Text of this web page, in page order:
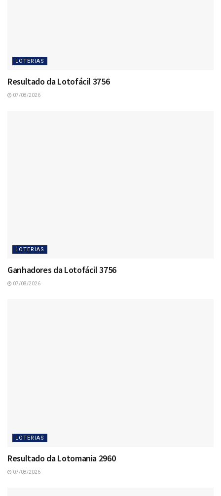
LOTERIAS
Resultado da Lotofácil 3756
07/08/2026
LOTERIAS
Ganhadores da Lotofácil 3756
07/08/2026
LOTERIAS
Resultado da Lotomania 2960
07/08/2026